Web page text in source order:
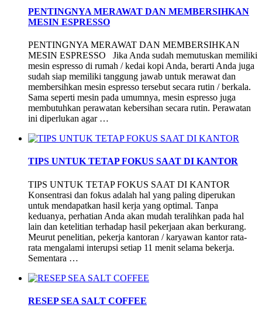
PENTINGNYA MERAWAT DAN MEMBERSIHKAN
MESIN ESPRESSO
PENTINGNYA MERAWAT DAN MEMBERSIHKAN
MESIN ESPRESSO Jika Anda sudah memutuskan memiliki
mesin espresso di rumah / kedai kopi Anda, berarti Anda juga
sudah siap memiliki tanggung jawab untuk merawat dan
membersihkan mesin espresso tersebut secara rutin / berkala.
Sama seperti mesin pada umumnya, mesin espresso juga
membutuhkan perawatan kebersihan secara rutin. Perawatan
ini diperlukan agar …
TIPS UNTUK TETAP FOKUS SAAT DI KANTOR
TIPS UNTUK TETAP FOKUS SAAT DI KANTOR
Konsentrasi dan fokus adalah hal yang paling diperukan
untuk mendapatkan hasil kerja yang optimal. Tanpa
keduanya, perhatian Anda akan mudah teralihkan pada hal
lain dan ketelitian terhadap hasil pekerjaan akan berkurang.
Meurut penelitian, pekerja kantoran / karyawan kantor rata-
rata mengalami interupsi setiap 11 menit selama bekerja.
Sementara …
RESEP SEA SALT COFFEE